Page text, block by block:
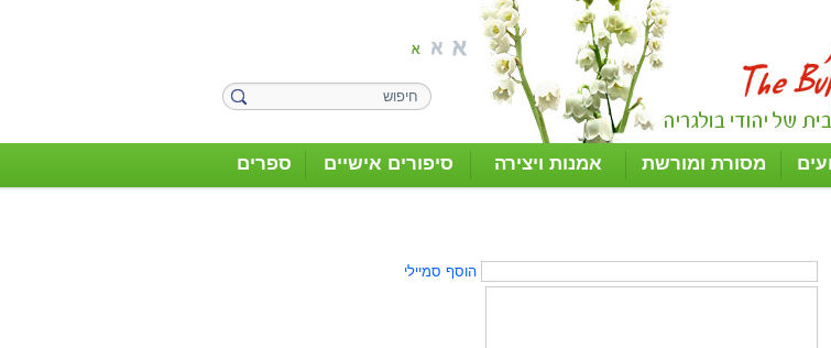
מסורת ומורשת אמנות ויצירה סיפורים אישיים ספרים
הוסף סמיילי